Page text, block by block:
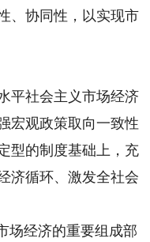
、协同性，以实现市
平社会主义市场经济
宏观政策取向一致性
型的制度基础上，充
济循环、激发全社会
经济的重要组成部